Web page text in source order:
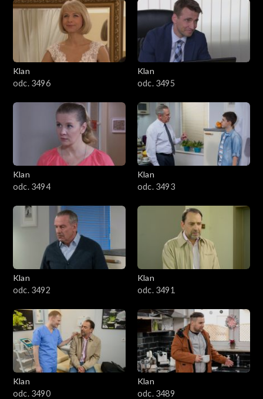
3901–4000
3801–3900
3701–3800
3601–3700
3501–3600
3401–3500
3201–3300
3101–3200
3001–3100
2901–3000
2801–2900
2701–2800
Klan
odc. 3496
Klan
odc. 3495
Klan
odc. 3494
Klan
odc. 3493
Klan
odc. 3492
Klan
odc. 3491
Klan
odc. 3490
Klan
odc. 3489